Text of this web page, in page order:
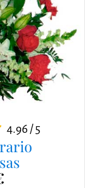
4.96 / 5